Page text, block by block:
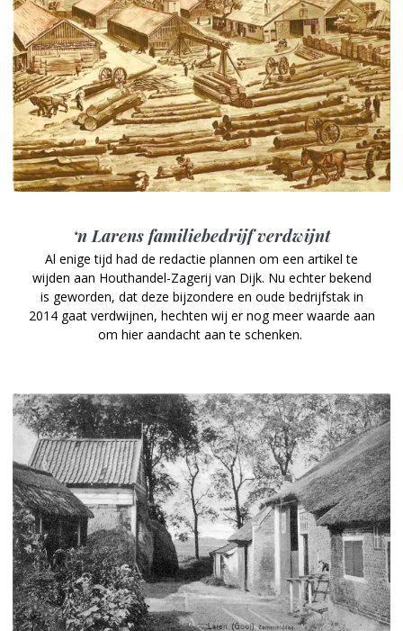
‘n Larens familiebedrijf verdwijnt
Al enige tijd had de redactie plannen om een artikel te
wijden aan Houthandel-Zagerij van Dijk. Nu echter bekend
is geworden, dat deze bijzondere en oude bedrijfstak in
2014 gaat verdwijnen, hechten wij er nog meer waarde aan
om hier aandacht aan te schenken.